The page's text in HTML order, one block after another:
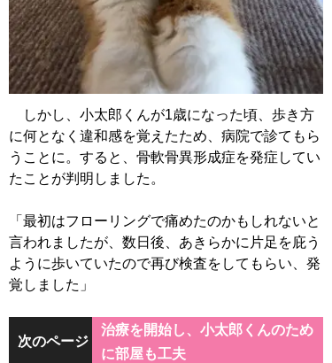
しかし、小太郎くんが1歳になった頃、歩き方
に何となく違和感を覚えたため、病院で診てもら
うことに。すると、骨軟骨異形成症を発症してい
たことが判明しました。
「最初はフローリングで痛めたのかもしれないと
言われましたが、数日後、あきらかに片足を庇う
ように歩いていたので再び検査をしてもらい、発
覚しました」
次のページ
治療を開始し、小太郎くんのため
に部屋も工夫